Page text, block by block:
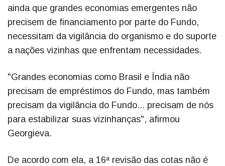
ainda que grandes economias emergentes não
precisem de financiamento por parte do Fundo,
necessitam da vigilância do organismo e do suporte
a nações vizinhas que enfrentam necessidades.
"Grandes economias como Brasil e Índia não
precisam de empréstimos do Fundo, mas também
precisam da vigilância do Fundo... precisam de nós
para estabilizar suas vizinhanças", afirmou
Georgieva.
De acordo com ela, a 16ª revisão das cotas não é